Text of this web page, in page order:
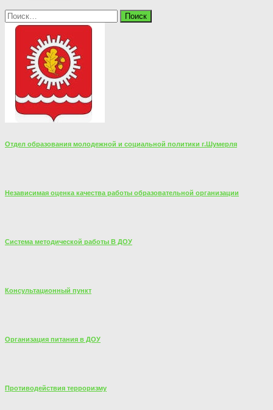
Найти:
Отдел образования молодежной и социальной политики г.Шумерля
Независимая оценка качества работы образовательной организации
Система методической работы В ДОУ
Консультационный пункт
Организация питания в ДОУ
Противодействия терроризму